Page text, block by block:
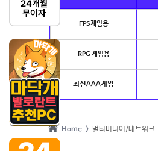
FPS게임용
RPG 게임용
최신AAA게임
Home > 멀티미디어/네트워크